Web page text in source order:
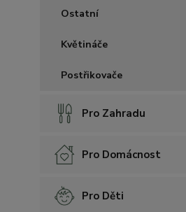
Ostatní
Květináče
Postřikovače
Pro Zahradu
Pro Domácnost
Pro Děti